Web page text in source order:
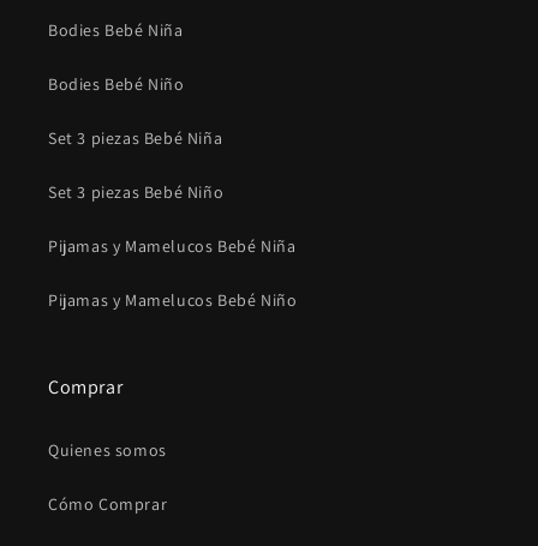
Bodies Bebé Niña
Bodies Bebé Niño
Set 3 piezas Bebé Niña
Set 3 piezas Bebé Niño
Pijamas y Mamelucos Bebé Niña
Pijamas y Mamelucos Bebé Niño
Comprar
Quienes somos
Cómo Comprar